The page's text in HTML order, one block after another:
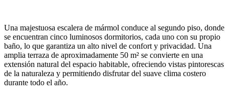
Una majestuosa escalera de mármol conduce al segundo piso, donde
se encuentran cinco luminosos dormitorios, cada uno con su propio
baño, lo que garantiza un alto nivel de confort y privacidad. Una
amplia terraza de aproximadamente 50 m² se convierte en una
extensión natural del espacio habitable, ofreciendo vistas pintorescas
de la naturaleza y permitiendo disfrutar del suave clima costero
durante todo el año.